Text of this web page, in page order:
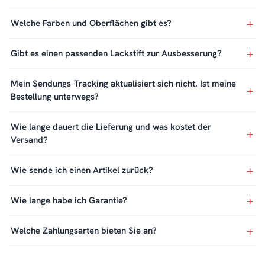
Welche Farben und Oberflächen gibt es?
Gibt es einen passenden Lackstift zur Ausbesserung?
Mein Sendungs-Tracking aktualisiert sich nicht. Ist meine
Bestellung unterwegs?
Wie lange dauert die Lieferung und was kostet der
Versand?
Wie sende ich einen Artikel zurück?
Wie lange habe ich Garantie?
Welche Zahlungsarten bieten Sie an?